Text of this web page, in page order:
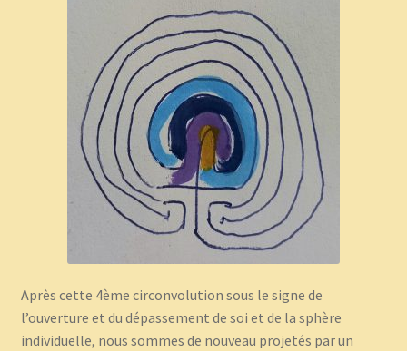
Après cette 4ème circonvolution sous le signe de
l’ouverture et du dépassement de soi et de la sphère
individuelle, nous sommes de nouveau projetés par un